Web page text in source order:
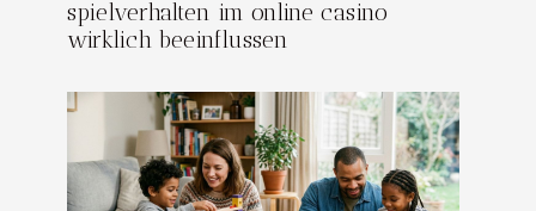
spielverhalten im online casino
wirklich beeinflussen